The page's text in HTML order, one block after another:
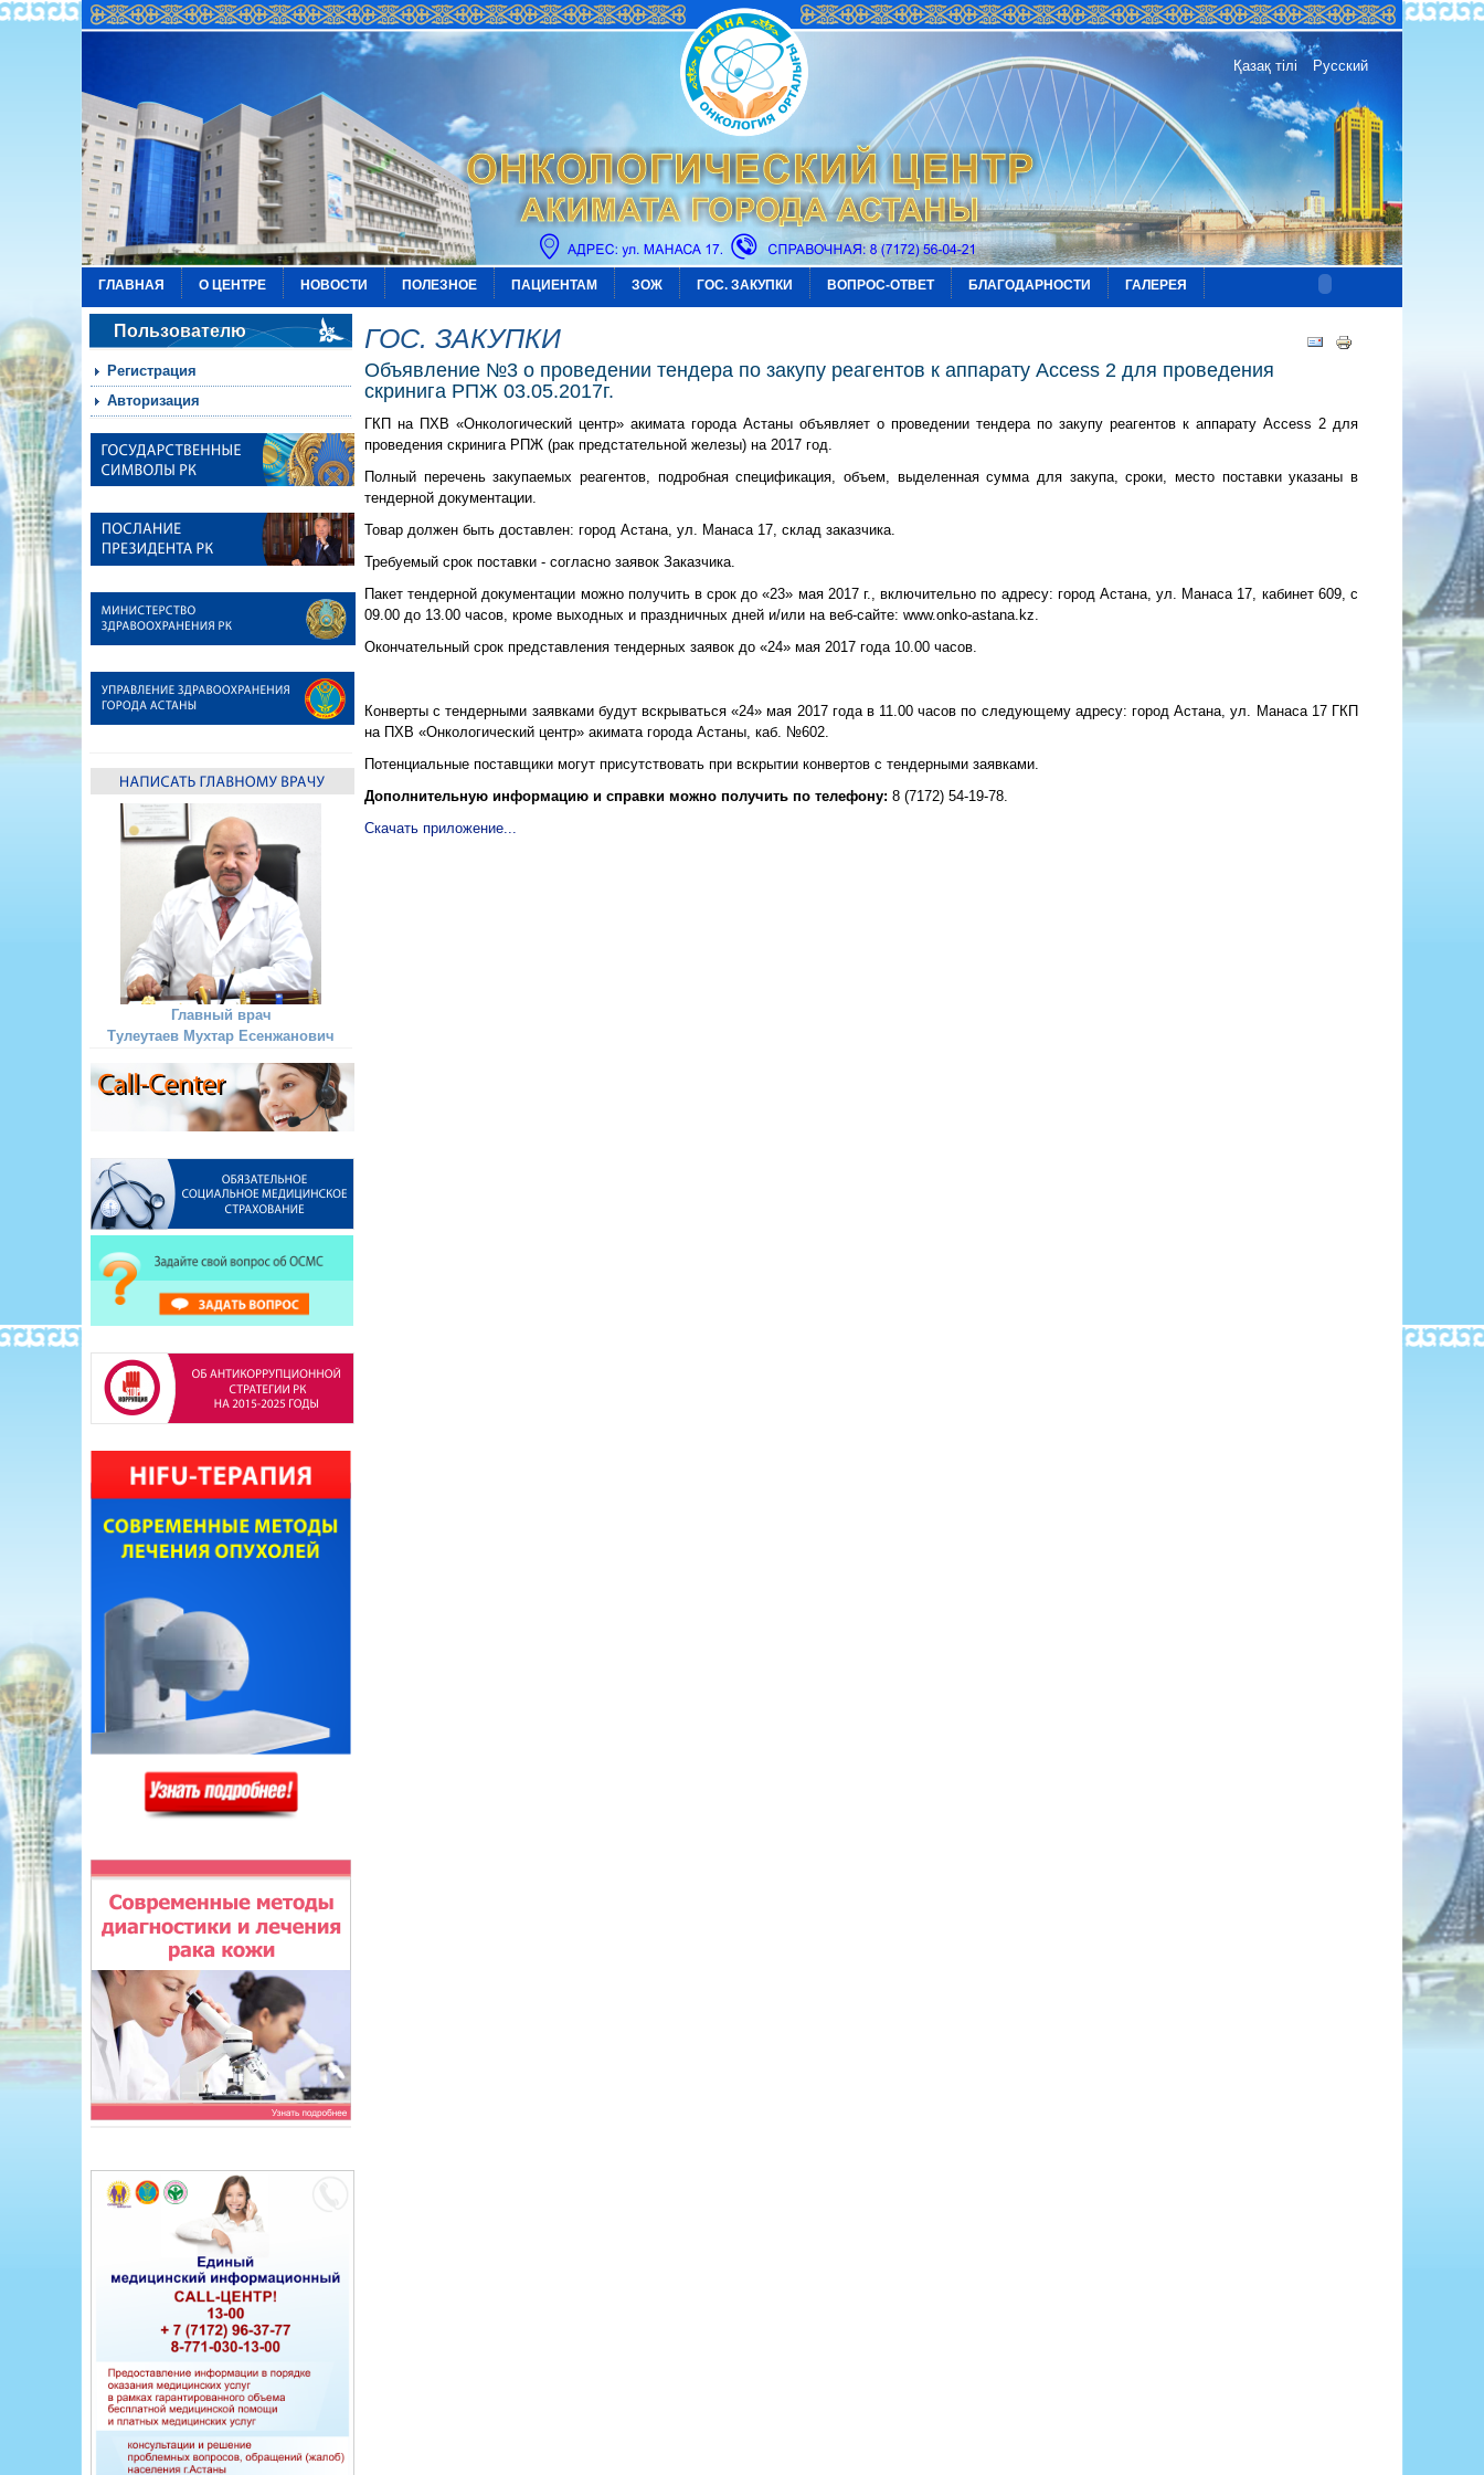
Қазақ тілі Русский
ГЛАВНАЯ О ЦЕНТРЕ НОВОСТИ ПОЛЕЗНОЕ ПАЦИЕНТАМ ЗОЖ ГОС. ЗАКУПКИ ВОПРОС-ОТВЕТ БЛАГОДАРНОСТИ ГАЛЕРЕЯ
Пользователю
Регистрация
Авторизация
Главный врач
Тулеутаев Мухтар Есенжанович
ГОС. ЗАКУПКИ
Объявление №3 о проведении тендера по закупу реагентов к аппарату Access 2 для проведения
скринига РПЖ 03.05.2017г.
ГКП на ПХВ «Онкологический центр» акимата города Астаны объявляет о проведении тендера по закупу реагентов к аппарату Access 2 для
проведения скринига РПЖ (рак предстательной железы) на 2017 год.
Полный перечень закупаемых реагентов, подробная спецификация, объем, выделенная сумма для закупа, сроки, место поставки указаны в
тендерной документации.
Товар должен быть доставлен: город Астана, ул. Манаса 17, склад заказчика.
Требуемый срок поставки - согласно заявок Заказчика.
Пакет тендерной документации можно получить в срок до «23» мая 2017 г., включительно по адресу: город Астана, ул. Манаса 17, кабинет 609, с
09.00 до 13.00 часов, кроме выходных и праздничных дней и/или на веб-сайте: www.onko-astana.kz.
Окончательный срок представления тендерных заявок до «24» мая 2017 года 10.00 часов.
Конверты с тендерными заявками будут вскрываться «24» мая 2017 года в 11.00 часов по следующему адресу: город Астана, ул. Манаса 17 ГКП
на ПХВ «Онкологический центр» акимата города Астаны, каб. №602.
Потенциальные поставщики могут присутствовать при вскрытии конвертов с тендерными заявками.
Дополнительную информацию и справки можно получить по телефону: 8 (7172) 54-19-78.
Скачать приложение...